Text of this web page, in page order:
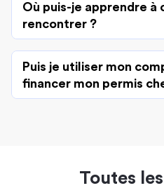
Où puis-je apprendre à
rencontrer ?
Puis je utiliser mon
financer mon permis
Toutes